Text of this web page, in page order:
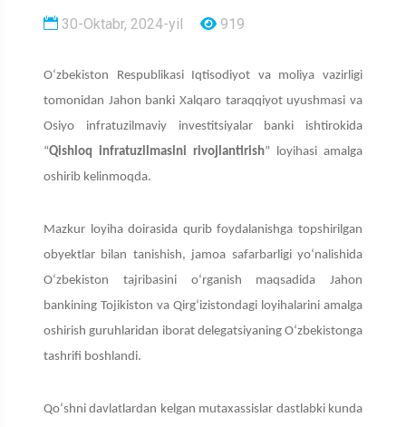
30-Oktabr, 2024-yil 919
O‘zbekiston Respublikasi Iqtisodiyot va moliya vazirligi
tomonidan Jahon banki Xalqaro taraqqiyot uyushmasi va
Osiyo infratuzilmaviy investitsiyalar banki ishtirokida
“Qishloq infratuzilmasini rivojlantirish” loyihasi amalga
oshirib kelinmoqda.
Mazkur loyiha doirasida qurib foydalanishga topshirilgan
obyektlar bilan tanishish, jamoa safarbarligi yo‘nalishida
O‘zbekiston tajribasini o‘rganish maqsadida Jahon
bankining Tojikiston va Qirg‘izistondagi loyihalarini amalga
oshirish guruhlaridan iborat delegatsiyaning O‘zbekistonga
tashrifi boshlandi.
Qo‘shni davlatlardan kelgan mutaxassislar dastlabki kunda